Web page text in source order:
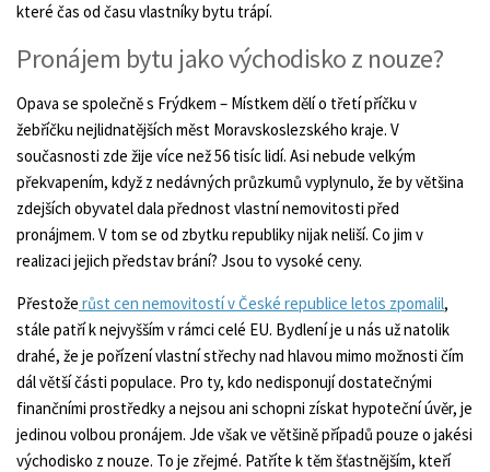
které čas od času vlastníky bytu trápí.
Pronájem bytu jako východisko z nouze?
Opava se společně s Frýdkem – Místkem dělí o třetí příčku v
žebříčku nejlidnatějších měst Moravskoslezského kraje. V
současnosti zde žije více než 56 tisíc lidí. Asi nebude velkým
překvapením, když z nedávných průzkumů vyplynulo, že by většina
zdejších obyvatel dala přednost vlastní nemovitosti před
pronájmem. V tom se od zbytku republiky nijak neliší. Co jim v
realizaci jejich představ brání? Jsou to vysoké ceny.
Přestože růst cen nemovitostí v České republice letos zpomalil,
stále patří k nejvyšším v rámci celé EU. Bydlení je u nás už natolik
drahé, že je pořízení vlastní střechy nad hlavou mimo možnosti čím
dál větší části populace. Pro ty, kdo nedisponují dostatečnými
finančními prostředky a nejsou ani schopni získat hypoteční úvěr, je
jedinou volbou pronájem. Jde však ve většině případů pouze o jakési
východisko z nouze. To je zřejmé. Patříte k těm šťastnějším, kteří